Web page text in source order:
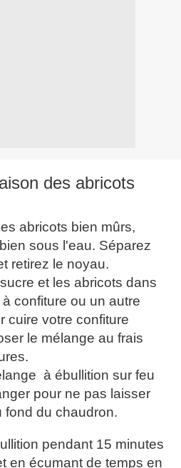
des abricots
abricots bien mûrs,
sous l'eau. Séparez
retirez le noyau.
et les abricots dans
confiture ou un autre
cuire votre confiture
le mélange au frais
à ébullition sur feu
pour ne pas laisser
fond du chaudron.
pendant 15 minutes
en écumant de temps en